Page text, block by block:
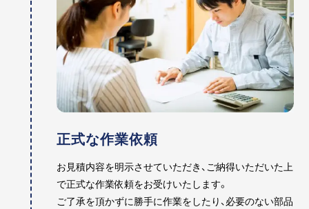
正式な作業依頼
お見積内容を明示させていただき、ご納得いただいた上
で正式な作業依頼をお受けいたします。
ご了承を頂かずに勝手に作業をしたり、必要のない部品